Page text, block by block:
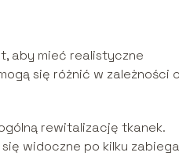
aby mieć realistyczne
się różnić w zależności
rewitalizację tkanek.
widoczne po kilku